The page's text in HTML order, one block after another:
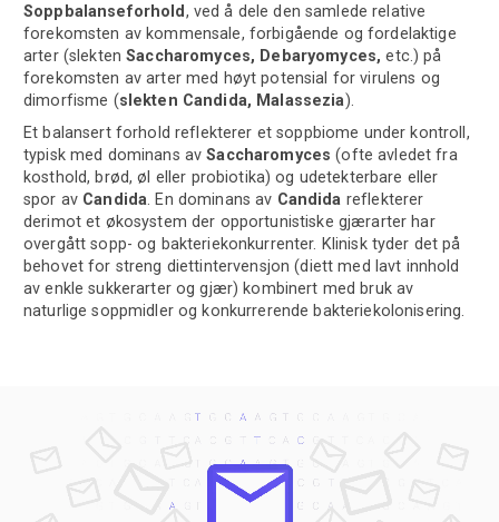
Soppbalanseforhold , ved å dele den samlede relative
forekomsten av kommensale, forbigående og fordelaktige
arter (slektenSaccharomyces, Debaryomyces, etc.) på
forekomsten av arter med høyt potensial for virulens og
dimorfisme (slekten Candida, Malassezia).
Et balansert forhold reflekterer et soppbiome under kontroll,
typisk med dominans avSaccharomyces (ofte avledet fra
kosthold, brød, øl eller probiotika) og udetekterbare eller
spor av Candida. En dominans av Candida reflekterer
derimot et økosystem der opportunistiske gjærarter har
overgått sopp- og bakteriekonkurrenter. Klinisk tyder det på
behovet for streng diettintervensjon (diett med lavt innhold
av enkle sukkerarter og gjær) kombinert med bruk av
naturlige soppmidler og konkurrerende bakteriekolonisering.